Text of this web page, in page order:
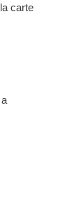
carte